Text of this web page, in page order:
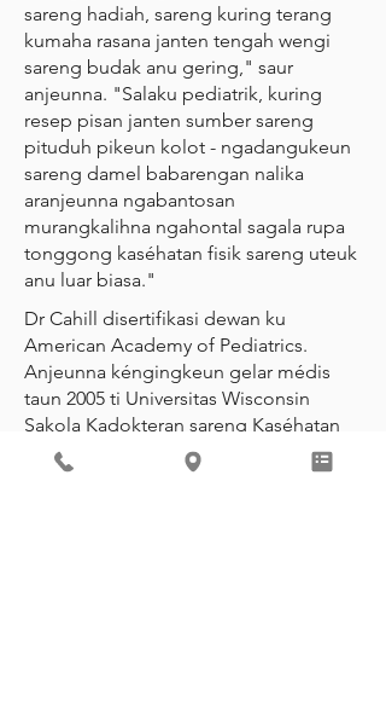
sareng hadiah, sareng kuring terang
kumaha rasana janten tengah wengi
sareng budak anu gering," saur
anjeunna. "Salaku pediatrik, kuring
resep pisan janten sumber sareng
pituduh pikeun kolot - ngadangukeun
sareng damel babarengan nalika
aranjeunna ngabantosan
murangkalihna ngahontal sagala rupa
tonggong kaséhatan fisik sareng uteuk
anu luar biasa."
Dr Cahill disertifikasi dewan ku
American Academy of Pediatrics.
Anjeunna kéngingkeun gelar médis
taun 2005 ti Universitas Wisconsin
Sakola Kadokteran sareng Kaséhatan
Umum, dimana anjeunna dilélérkeun
Beasiswa Peringatan Donald Worden